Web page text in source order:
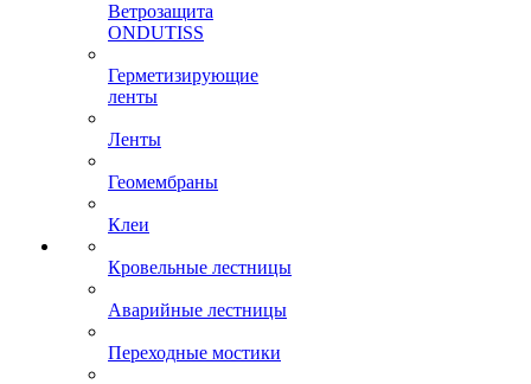
Ветрозащита
ONDUTISS
Герметизирующие
ленты
Ленты
Геомембраны
Клеи
Кровельные лестницы
Аварийные лестницы
Переходные мостики